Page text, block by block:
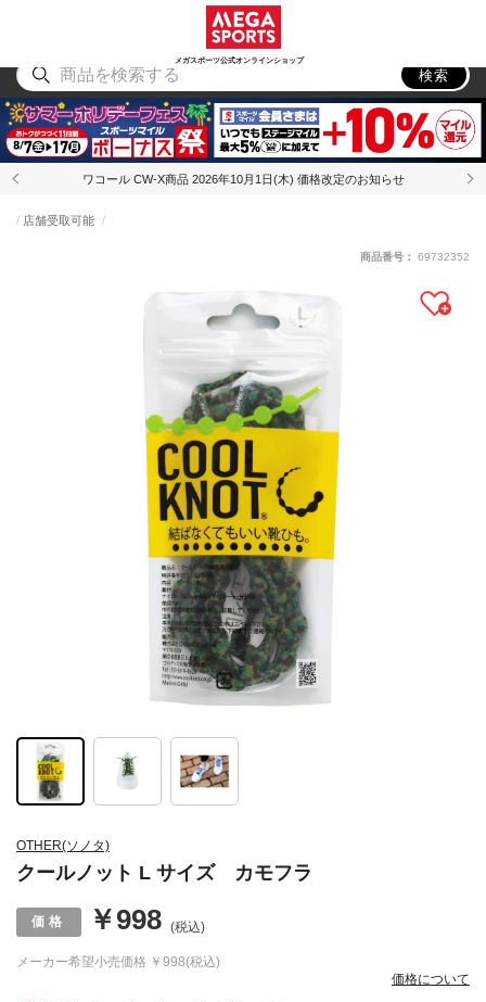
メガスポーツ公式オンラインショップ
アウトドア
検索
ワコール CW-X商品 2026年10月1日(木) 価格改定のお知らせ
OTHER(ソノタ)
クールノット L サイズ カモフラ
店舗受取可能
メーカー希望小売価格 ￥998(税込)
￥998 (税込)
価格について
商品番号： 69732352